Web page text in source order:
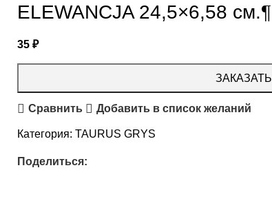
ELEWANCJA 24,5×6,58 см.¶
35 ₽
ЗАКАЗАТЬ
Сравнить Добавить в список желаний
Категория: TAURUS GRYS
Поделиться: